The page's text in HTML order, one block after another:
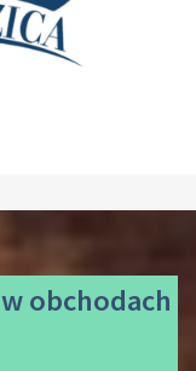
w obchodach